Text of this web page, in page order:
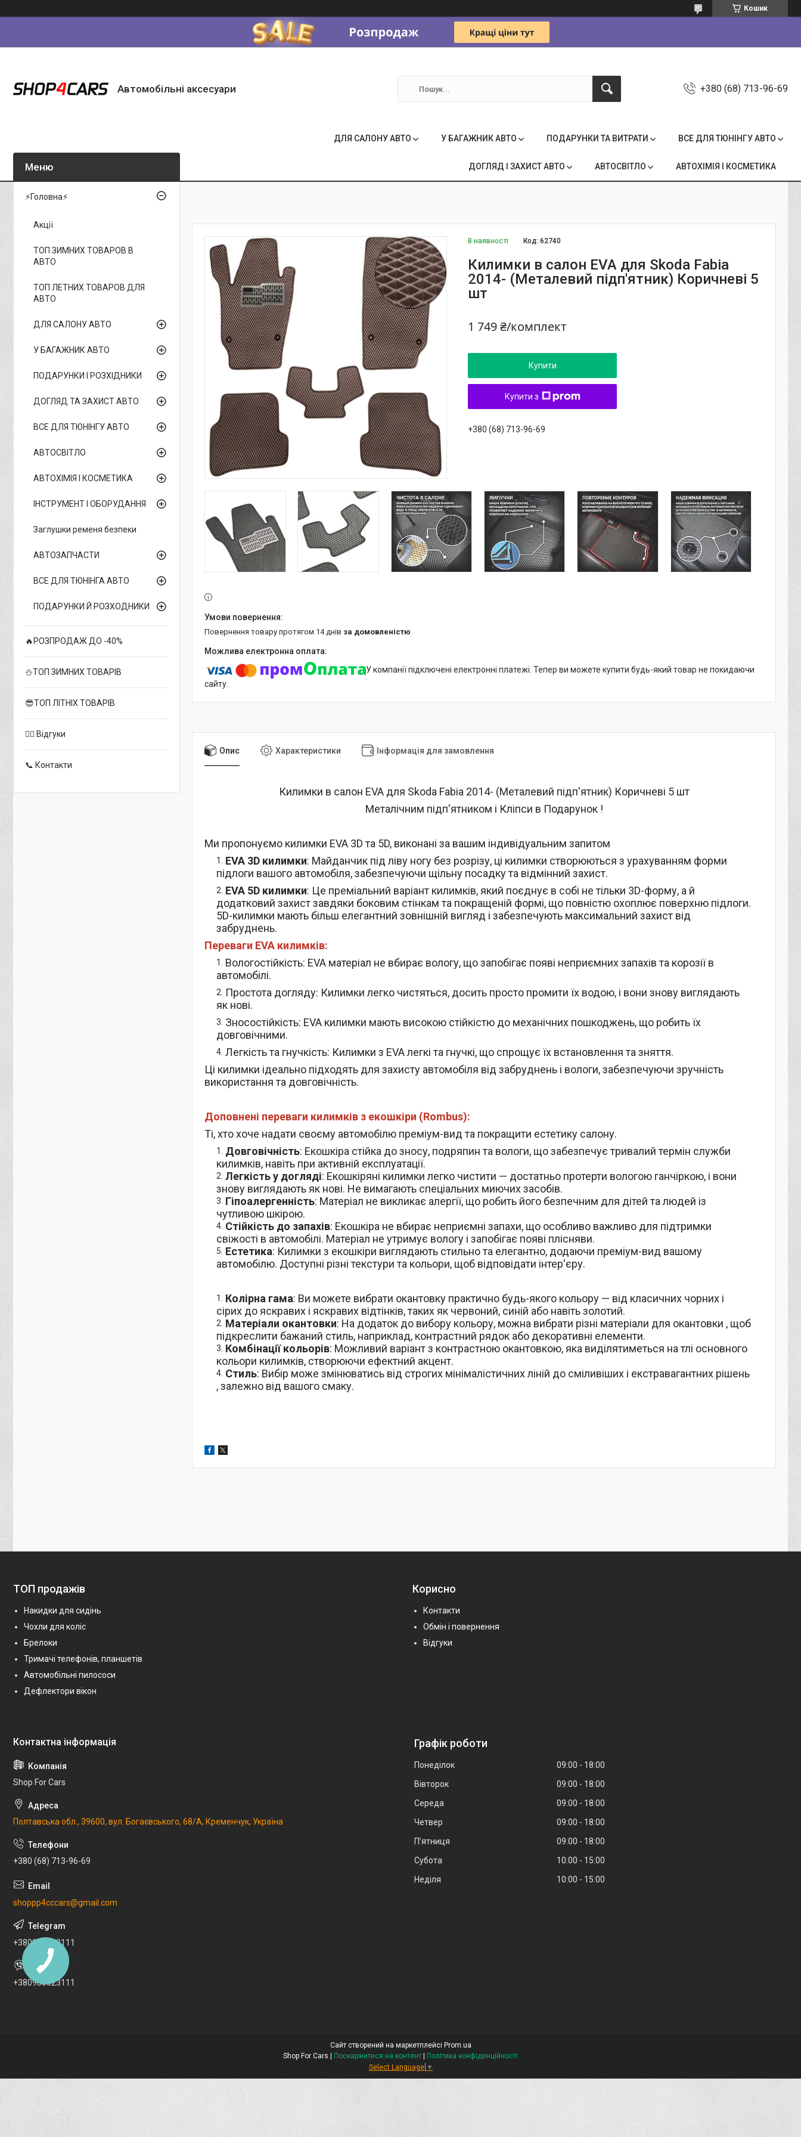
Кошик
Автомобільні аксесуари +380 (68) 713-96-69
ДЛЯ САЛОНУ АВТО У БАГАЖНИК АВТО ПОДАРУНКИ ТА ВИТРАТИ ВСЕ ДЛЯ ТЮНІНГУ АВТО
ДОГЛЯД І ЗАХИСТ АВТО АВТОСВІТЛО АВТОХІМІЯ І КОСМЕТИКА
В наявності Код:62740
Килимки в салон EVA для Skoda Fabia
2014- (Металевий підп'ятник) Коричневі 5
шт
1 749 ₴/комплект
Купити
Купити з
+380 (68) 713-96-69
повернення товару протягом 14 днів за домовленістю
У компанії підключені електронні платежі. Тепер ви можете купити будь-який товар не покидаючи
сайту.
Опис Характеристики Інформація для замовлення
Килимки в салон EVA для Skoda Fabia 2014- (Металевий підп'ятник) Коричневі 5 шт
Металічним підп'ятником і Кліпси в Подарунок !
Ми пропонуємо килимки EVA 3D та 5D, виконані за вашим індивідуальним запитом
EVA 3D килимки: Майданчик під ліву ногу без розрізу, ці килимки створюються з урахуванням форми
підлоги вашого автомобіля, забезпечуючи щільну посадку та відмінний захист.
EVA 5D килимки: Це преміальний варіант килимків, який поєднує в собі не тільки 3D-форму, а й
додатковий захист завдяки боковим стінкам та покращеній формі, що повністю охоплює поверхню підлоги.
5D-килимки мають більш елегантний зовнішній вигляд і забезпечують максимальний захист від
забруднень.
Переваги EVA килимків:
Вологостійкість: EVA матеріал не вбирає вологу, що запобігає появі неприємних запахів та корозії в
автомобілі.
Простота догляду: Килимки легко чистяться, досить просто промити їх водою, і вони знову виглядають
як нові.
Зносостійкість: EVA килимки мають високою стійкістю до механічних пошкоджень, що робить їх
довговічними.
Легкість та гнучкість: Килимки з EVA легкі та гнучкі, що спрощує їх встановлення та зняття.
Ці килимки ідеально підходять для захисту автомобіля від забруднень і вологи, забезпечуючи зручність
використання та довговічність.
Доповнені переваги килимків з екошкіри (Rombus):
Ті, хто хоче надати своєму автомобілю преміум-вид та покращити естетику салону.
Довговічність: Екошкіра стійка до зносу, подряпин та вологи, що забезпечує тривалий термін служби
килимків, навіть при активній експлуатації.
Легкість у догляді: Екошкіряні килимки легко чистити — достатньо протерти вологою ганчіркою, і вони
знову виглядають як нові. Не вимагають спеціальних миючих засобів.
Гіпоалергенність: Матеріал не викликає алергії, що робить його безпечним для дітей та людей із
чутливою шкірою.
Стійкість до запахів: Екошкіра не вбирає неприємні запахи, що особливо важливо для підтримки
свіжості в автомобілі. Матеріал не утримує вологу і запобігає появі плісняви.
Естетика: Килимки з екошкіри виглядають стильно та елегантно, додаючи преміум-вид вашому
автомобілю. Доступні різні текстури та кольори, щоб відповідати інтер'єру.
Колірна гама: Ви можете вибрати окантовку практично будь-якого кольору — від класичних чорних і
сірих до яскравих і яскравих відтінків, таких як червоний, синій або навіть золотий.
Матеріали окантовки: На додаток до вибору кольору, можна вибрати різні матеріали для окантовки , щоб
підкреслити бажаний стиль, наприклад, контрастний рядок або декоративні елементи.
Комбінації кольорів: Можливий варіант з контрастною окантовкою, яка виділятиметься на тлі основного
кольори килимків, створюючи ефектний акцент.
Стиль: Вибір може змінюватись від строгих мінімалістичних ліній до сміливіших і екстравагантних рішень
, залежно від вашого смаку.
⚡Головна⚡
Акції
ТОП ЗИМНИХ ТОВАРОВ В
АВТО
ТОП ЛЕТНИХ ТОВАРОВ ДЛЯ
АВТО
ДЛЯ САЛОНУ АВТО
У БАГАЖНИК АВТО
ПОДАРУНКИ І РОЗХІДНИКИ
ДОГЛЯД ТА ЗАХИСТ АВТО
ВСЕ ДЛЯ ТЮНІНГУ АВТО
АВТОСВІТЛО
АВТОХІМІЯ І КОСМЕТИКА
ІНСТРУМЕНТ І ОБОРУДАННЯ
Заглушки ременя безпеки
АВТОЗАПЧАСТИ
ВСЕ ДЛЯ ТЮНІНГА АВТО
ПОДАРУНКИ Й РОЗХОДНИКИ
🔥РОЗПРОДАЖ ДО -40%
⛄ТОП ЗИМНИХ ТОВАРІВ
😎ТОП ЛІТНІХ ТОВАРІВ
✍🏻 Відгуки
📞 Контакти
ТОП продажів
Накидки для сидінь
Чохли для коліс
Брелоки
Тримачі телефонів, планшетів
Автомобільні пилососи
Дефлектори вікон
Корисно
Контакти
Обмін і повернення
Відгуки
Shop For Cars
Полтавська обл., 39600, вул. Богаєвського, 68/А, Кременчук, Україна
+380 (68) 713-96-69
shoppp4cccars@gmail.com
+380980023111
+380980023111
Графік роботи
Понеділок 09:00
18:00
Вівторок
09:00
18:00
Середа
09:00
18:00
Четвер
09:00
18:00
Пʼятниця
09:00
18:00
Субота
10:00
15:00
Неділя
10:00 15:00
Сайт створений на маркетплейсі Prom.ua
Shop For Cars | Поскаржитися на контент | Політика конфіденційності
Select Language ▼